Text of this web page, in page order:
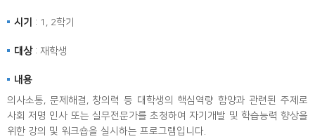
시기 : 1, 2학기
대상: 재학생
내용
의사소통, 문제해결, 창의력 등 대학생의 핵심역량 함양과 관련된 주제로
사회 저명 인사 또는 실무전문가를 초청하여 자기개발 및 학습능력 향상을
위한 강의 및 워크숍을 실시하는 프로그램입니다.